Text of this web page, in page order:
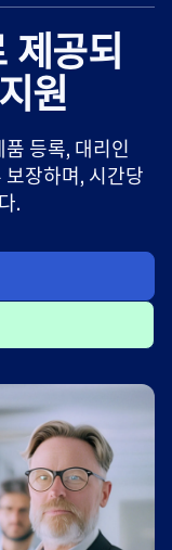
제공되
원
등록, 대리인
장하며, 시간당
.